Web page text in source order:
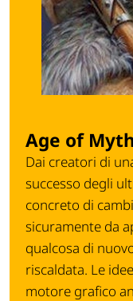
Age of
Dai creatori di
successo degli
concreto di
sicuramente da
qualcosa di
riscaldata. Le
motore grafico